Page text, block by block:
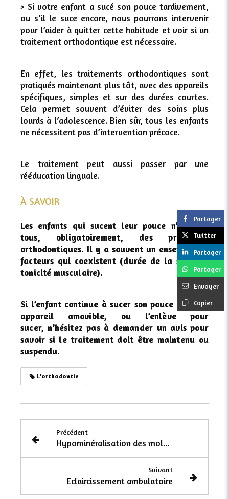
> Si votre enfant a sucé son pouce tardivement,
ou s’il le suce encore, nous pourrons intervenir
pour l’aider à quitter cette habitude et voir si un
traitement orthodontique est nécessaire.
En effet, les traitements orthodontiques sont
pratiqués maintenant plus tôt, avec des appareils
spécifiques, simples et sur des durées courtes.
Cela permet souvent d’éviter des soins plus
lourds à l’adolescence. Bien sûr, tous les enfants
ne nécessitent pas d’intervention précoce.
Le traitement peut aussi passer par une
rééducation linguale.
À SAVOIR
Les enfants qui sucent leur pouce n’ont pas
tous, obligatoirement, des problèmes
orthodontiques. Il y a souvent un ensemble de
facteurs qui coexistent (durée de la succion,
tonicité musculaire).
Si l’enfant continue à sucer son pouce avecun
appareil amovible, ou l’enlève pour
sucer,n’hésitez pas à demander un avis pour
savoir si le traitement doit être maintenu ou
suspendu.
L'orthodontie
Précédent
Hypominéralisation des molaires et incisives (mih) : quels soins ?
Suivant
Eclaircissement ambulatoire
Partager
Twitter
Partager
Partager
Envoyer
Copier